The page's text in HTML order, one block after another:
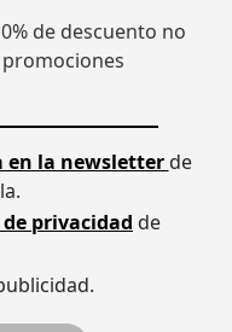
de descuento no
en la newsletterde
privacidad de